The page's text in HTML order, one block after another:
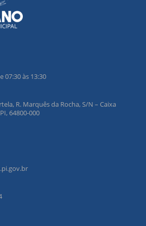
07:30 às 13:30
R. Marquês da Rocha, S/N – Caixa
64800-000